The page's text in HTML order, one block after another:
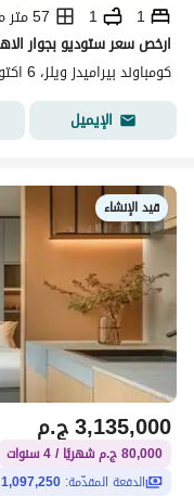
1
1
57 متر مربع
كومباوند بيراميدز ويلز، 6 اكتوبر، الجيزة
الإيميل
قيد الإنشاء
ج.م3,135,000
80,000 ج.م شهريًا / 4 سنوات
الدفعة المقدّمة: 1,097,250 ج.م